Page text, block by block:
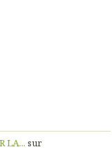
LA... sur